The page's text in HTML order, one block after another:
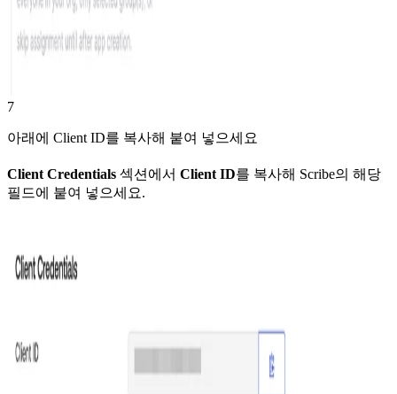
7
아래에 Client ID를 복사해 붙여 넣으세요
Client Credentials 섹션에서 Client ID를 복사해 Scribe의 해당
필드에 붙여 넣으세요.